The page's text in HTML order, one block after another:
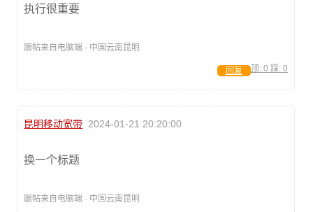
执行很重要
跟帖来自电脑端 · 中国云南昆明
顶: 0 踩: 0
回复
昆明移动宽带 2024-01-21 20:20:00
换一个标题
跟帖来自电脑端 · 中国云南昆明